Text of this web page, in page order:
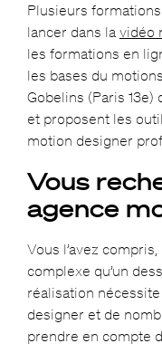
Plusieurs
lancer dans la vidéo
les formations en
les bases du
Gobelins (Paris
et proposent les
motion designer
Vous
agence
Vous l’avez
complexe qu’un
réalisation
designer et de
prendre en compte